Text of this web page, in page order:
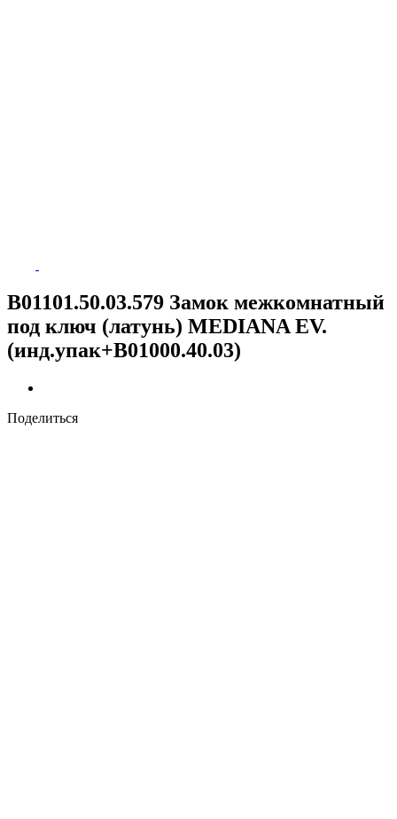
B01101.50.03.579 Замок межкомнатный
под ключ (латунь) MEDIANA EV.
(инд.упак+B01000.40.03)
Поделиться